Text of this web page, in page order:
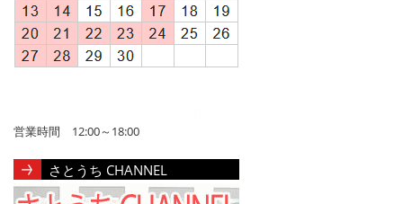
営業時間 12:00～18:00
さとうち CHANNEL